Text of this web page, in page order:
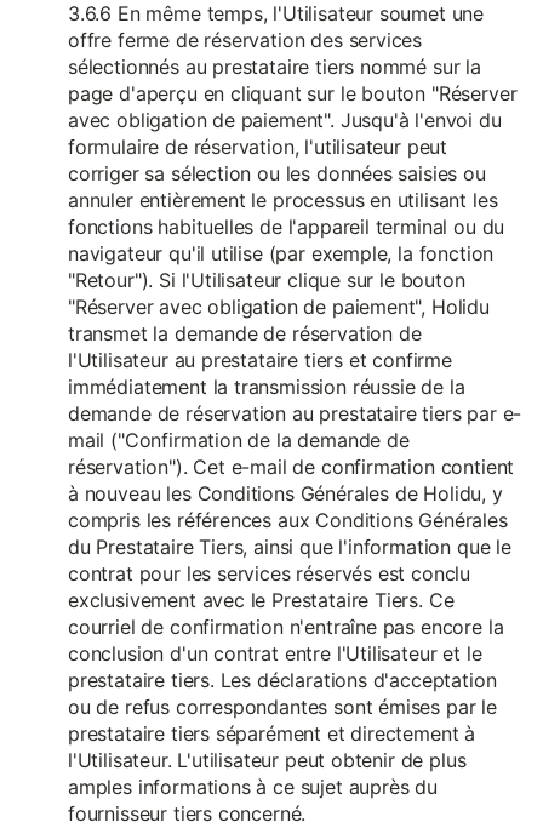
3.6.6 En même temps, l'Utilisateur soumet une
offre ferme de réservation des services
sélectionnés au prestataire tiers nommé sur la
page d'aperçu en cliquant sur le bouton "Réserver
avec obligation de paiement". Jusqu'à l'envoi du
formulaire de réservation, l'utilisateur peut
corriger sa sélection ou les données saisies ou
annuler entièrement le processus en utilisant les
fonctions habituelles de l'appareil terminal ou du
navigateur qu'il utilise (par exemple, la fonction
"Retour"). Si l'Utilisateur clique sur le bouton
"Réserver avec obligation de paiement", Holidu
transmet la demande de réservation de
l'Utilisateur au prestataire tiers et confirme
immédiatement la transmission réussie de la
demande de réservation au prestataire tiers par e-
mail ("Confirmation de la demande de
réservation"). Cet e-mail de confirmation contient
à nouveau les Conditions Générales de Holidu, y
compris les références aux Conditions Générales
du Prestataire Tiers, ainsi que l'information que le
contrat pour les services réservés est conclu
exclusivement avec le Prestataire Tiers. Ce
courriel de confirmation n'entraîne pas encore la
conclusion d'un contrat entre l'Utilisateur et le
prestataire tiers. Les déclarations d'acceptation
ou de refus correspondantes sont émises par le
prestataire tiers séparément et directement à
l'Utilisateur. L'utilisateur peut obtenir de plus
amples informations à ce sujet auprès du
fournisseur tiers concerné.